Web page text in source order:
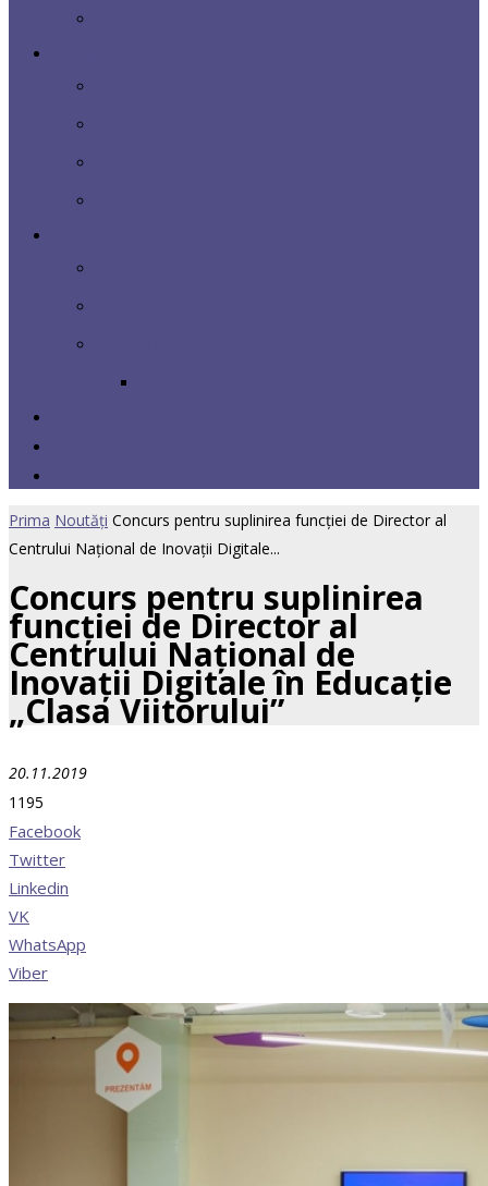
Prima Noutăți Concurs pentru suplinirea funcției de Director al
Centrului Național de Inovații Digitale...
Concurs pentru suplinirea
funcției de Director al
Centrului Național de
Inovații Digitale în Educație
„Clasa Viitorului”
20.11.2019
1195
Facebook
Twitter
Linkedin
VK
WhatsApp
Viber